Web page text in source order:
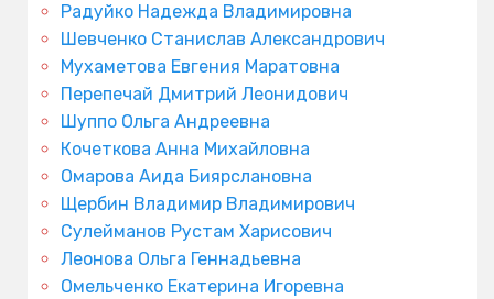
Радуйко Надежда Владимировна
Шевченко Станислав Александрович
Мухаметова Евгения Маратовна
Перепечай Дмитрий Леонидович
Шуппо Ольга Андреевна
Кочеткова Анна Михайловна
Омарова Аида Биярслановна
Щербин Владимир Владимирович
Сулейманов Рустам Харисович
Леонова Ольга Геннадьевна
Омельченко Екатерина Игоревна